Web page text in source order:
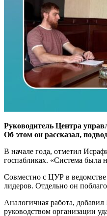
Руководитель Центра
Об этом он рассказал,
В начале года, отметил
госпабликах. «Система была
Совместно с ЦУР в
лидеров. Отдельно он
Аналогичная работа,
руководством организации